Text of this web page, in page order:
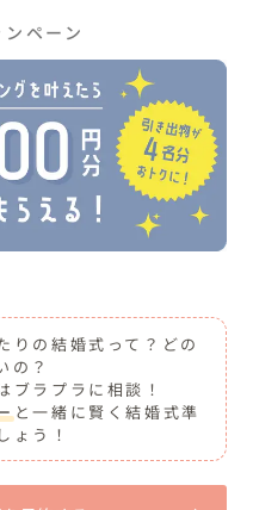
ペーン
りの結婚式って？どの
の？
ブラプラに相談！
と一緒に賢く結婚式準
ょう！